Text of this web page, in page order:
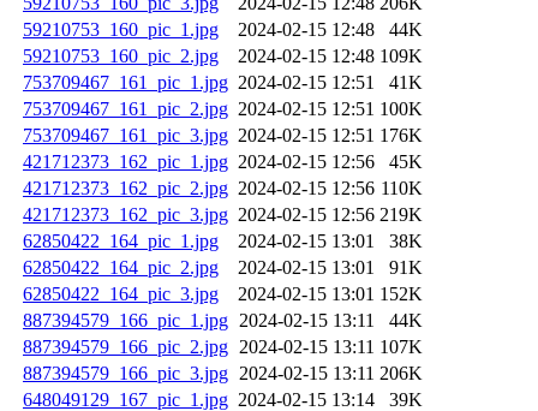
59210753_160_pic_1.jpg
2024-02-15 12:48
44K
59210753_160_pic_2.jpg
2024-02-15 12:48 109K
753709467_161_pic_1.jpg 2024-02-15 12:51
41K
753709467_161_pic_2.jpg 2024-02-15 12:51 100K
753709467_161_pic_3.jpg 2024-02-15 12:51 176K
421712373_162_pic_1.jpg 2024-02-15 12:56
45K
421712373_162_pic_2.jpg 2024-02-15 12:56 110K
421712373_162_pic_3.jpg 2024-02-15 12:56 219K
62850422_164_pic_1.jpg
2024-02-15 13:01
38K
62850422_164_pic_2.jpg
2024-02-15 13:01
91K
62850422_164_pic_3.jpg
2024-02-15 13:01 152K
887394579_166_pic_1.jpg 2024-02-15 13:11
44K
887394579_166_pic_2.jpg 2024-02-15 13:11 107K
887394579_166_pic_3.jpg 2024-02-15 13:11 206K
648049129_167_pic_1.jpg 2024-02-15 13:14
39K